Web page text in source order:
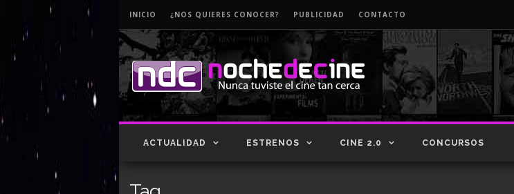
INICIO ¿NOS QUIERES CONOCER? PUBLICIDAD CONTACTO
ACTUALIDAD ESTRENOS CINE 2.0 CONCURSOS